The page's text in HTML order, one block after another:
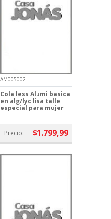
AM005002
Cola less Alumi basica
en alg/lyc lisa talle
especial para mujer
Precio: $1.799,99